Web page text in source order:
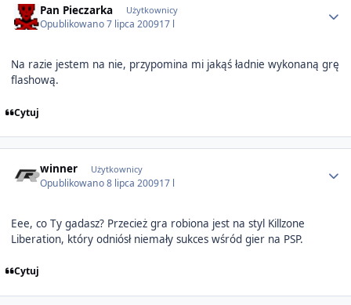
Pan Pieczarka Użytkownicy
Opublikowano7 lipca 200917 l
Na razie jestem na nie, przypomina mi jakąś ładnie wykonaną grę
flashową.
Cytuj
winner Użytkownicy
Opublikowano8 lipca 200917 l
Eee, co Ty gadasz? Przecież gra robiona jest na styl Killzone
Liberation, który odniósł niemały sukces wśród gier na PSP.
Cytuj